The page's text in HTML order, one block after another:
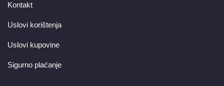
Kontakt
Uslovi korištenja
Uslovi kupovine
Sigurno plaćanje